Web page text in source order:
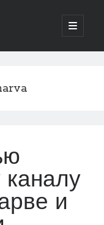
отрыть
каналу
и